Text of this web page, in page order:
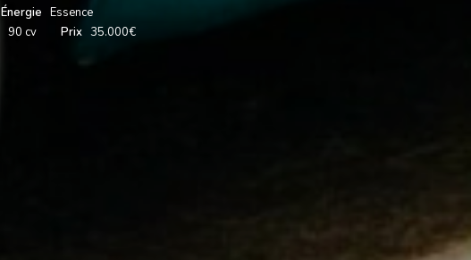
Énergie Essence
90 cv Prix 35.000€